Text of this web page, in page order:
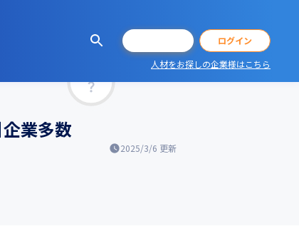
ログイン
人材をお探しの企業様はこちら
業多数
2025/3/6 更新